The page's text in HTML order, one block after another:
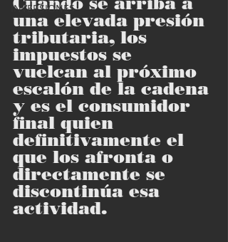
INVERSIONES
una elevada presión
tributaria, los
impuestos se
vuelcan al próximo
escalón de la cadena
y es el consumidor
final quien
definitivamente el
que los afronta o
directamente se
discontinúa esa
actividad.